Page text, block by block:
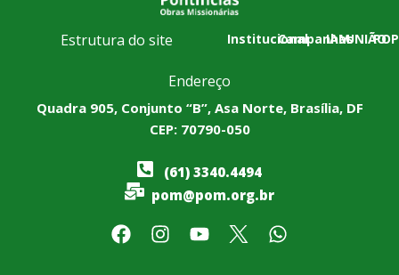
Endereço
Quadra 905, Conjunto “B”, Asa Norte, Brasília, DF
CEP: 70790-050
(61) 3340.4494
pom@pom.org.br
Estrutura do site InstitucionalCampanhas
IAMUNIÃO